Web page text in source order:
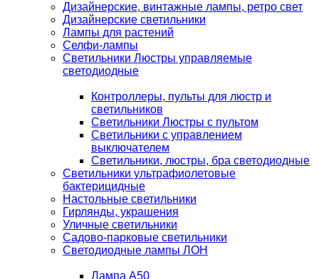
Дизайнерские, винтажные лампы, ретро свет
Дизайнерские светильники
Лампы для растений
Селфи-лампы
Светильники Люстры управляемые
светодиодные
Контроллеры, пульты для люстр и
светильников
Светильники Люстры с пультом
Светильники с управлением
выключателем
Светильники, люстры, бра светодиодные
Светильники ультрафиолетовые
бактерицидные
Настольные светильники
Гирлянды, украшения
Уличные светильники
Садово-парковые светильники
Светодиодные лампы ЛОН
Лампа A50